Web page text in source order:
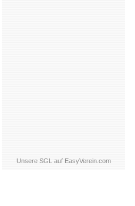
Unsere SGL auf EasyVerein.com